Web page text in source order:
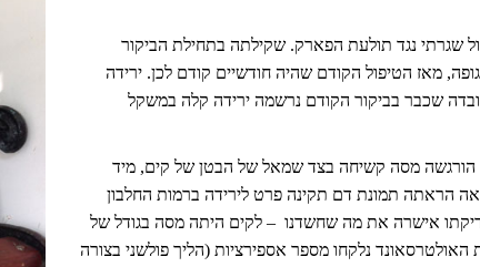
בת 10, הגיעה לטיפול שגרתי נגד תולעת הפארק. שקילתה בתחילת הביקור
1 ק"ג, שהם כ-12% ממשקל גופה, מאז הטיפול הקודם שהיה חודשיים קודם לכן. ירידה
שכבר בביקור הקודם נרשמה ירידה קלה במשקל
הורגשה מסה קשיחה בצד שמאל של הבטן של קים, מיד
הראתה תמונת דם תקינה פרט לירידה ברמות החלבון
אישרה את מה שחשדנו – לקים היתה מסה בגודל של
נלקחו מספר אספירציות (הליך פולשני בצורה